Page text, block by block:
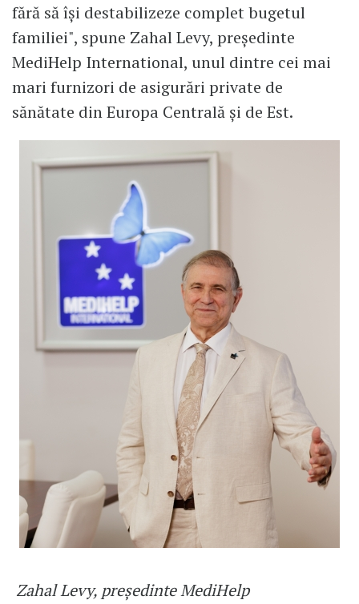
fără să își destabilizeze complet bugetul
familiei", spune Zahal Levy, președinte
MediHelp International, unul dintre cei mai
mari furnizori de asigurări private de
sănătate din Europa Centrală și de Est.
Zahal Levy, președinte MediHelp